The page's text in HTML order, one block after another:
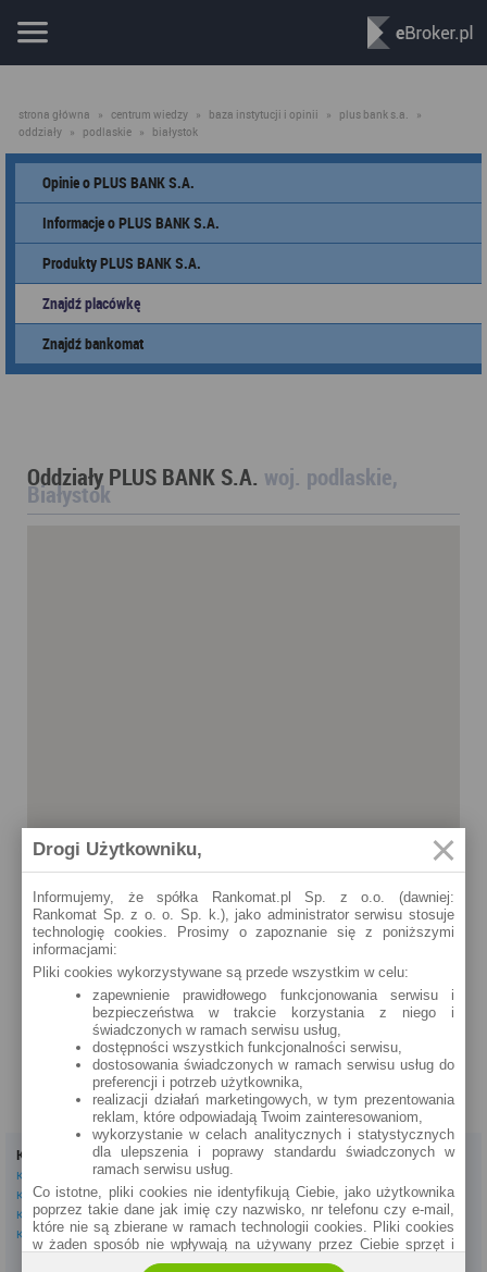
strona główna » centrum wiedzy » baza instytucji i opinii » plus bank s.a.
»
oddziały » podlaskie » białystok
Opinie o PLUS BANK S.A.
Informacje o PLUS BANK S.A.
Produkty PLUS BANK S.A.
Znajdź placówkę
Znajdź bankomat
Oddziały PLUS BANK S.A. woj. podlaskie,
Białystok
Białystok
Al. J. Piłsudskiego 11/3
zobacz na mapie »
Kredyty
Kredyty gotówkowe
Kredyty hipoteczne
Kredyty konsolidacyjne
Kredyty na samochód
Dla firm
Konta firmowe
Leasingi
Inne
Drogi Użytkowniku,
Informujemy, że spółka Rankomat.pl Sp. z o.o. (dawniej:
Rankomat Sp. z o. o. Sp. k.), jako administrator serwisu stosuje
technologię cookies. Prosimy o zapoznanie się z poniższymi
informacjami:
Pliki cookies wykorzystywane są przede wszystkim w celu:
zapewnienie prawidłowego funkcjonowania serwisu i
bezpieczeństwa w trakcie korzystania z niego i
świadczonych w ramach serwisu usług,
dostępności wszystkich funkcjonalności serwisu,
dostosowania świadczonych w ramach serwisu usług do
preferencji i potrzeb użytkownika,
realizacji działań marketingowych, w tym prezentowania
reklam, które odpowiadają Twoim zainteresowaniom,
wykorzystanie w celach analitycznych i statystycznych
dla ulepszenia i poprawy standardu świadczonych w
ramach serwisu usług.
Co istotne, pliki cookies nie identyfikują Ciebie, jako użytkownika
poprzez takie dane jak imię czy nazwisko, nr telefonu czy e-mail,
które nie są zbierane w ramach technologii cookies. Pliki cookies
w żaden sposób nie wpływają na używany przez Ciebie sprzęt i